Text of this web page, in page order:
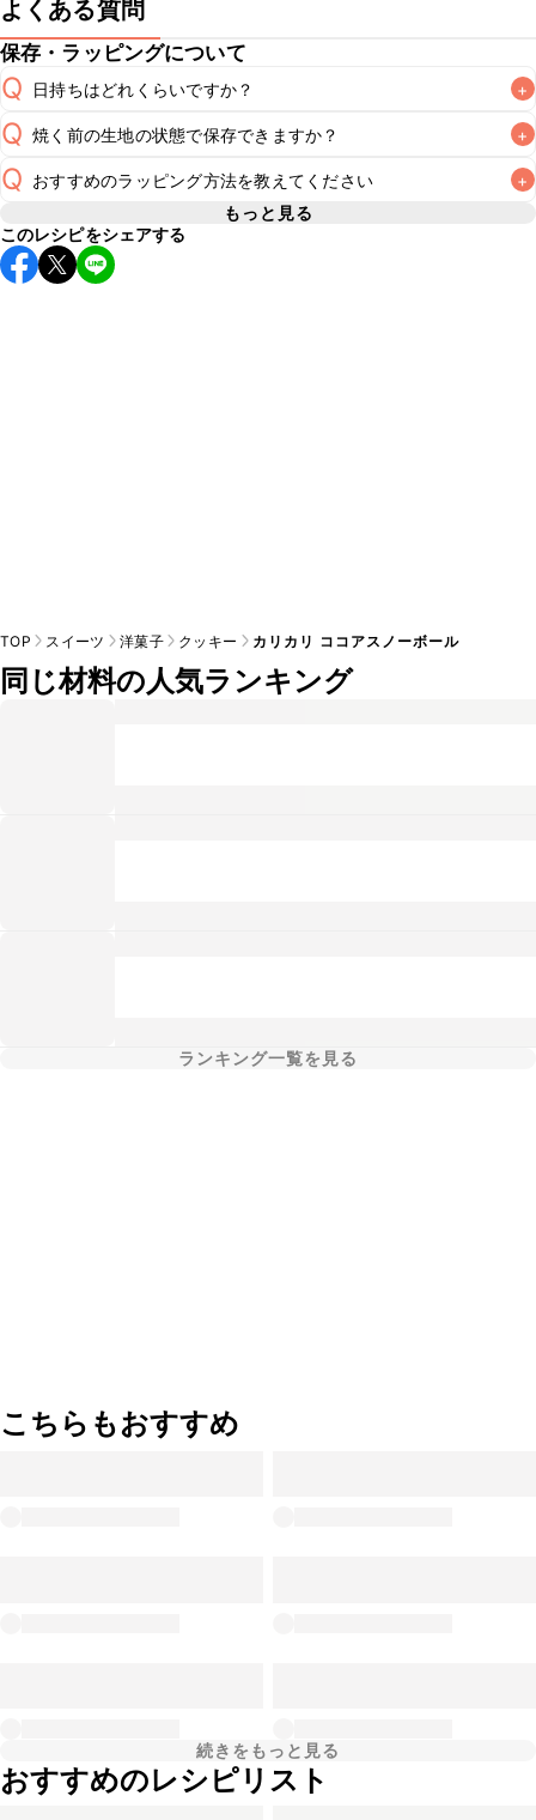
よくある質問
保存・ラッピングについて
Q 日持ちはどれくらいですか？ +
A 常温保存で2~3日が目安です。なるべくお早めにお召し上が
Q 焼く前の生地の状態で保存できますか？ +
焼く前の生地の保存期間は冷蔵で当日中、冷凍で1週間が目安
です。冷凍保存した場合は冷蔵庫で解凍し、生地が扱いやす
Q おすすめのラッピング方法を教えてください +
A こちら
もっと見る
このレシピをシェアする
TOP スイーツ 洋菓子 クッキー カリカリ ココアスノーボール
同じ材料の人気ランキング
ランキング一覧を見る
こちらもおすすめ
続きをもっと見る
おすすめのレシピリスト